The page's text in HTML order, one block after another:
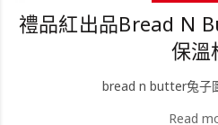
禮品紅出品Bread N
保溫
bread n butter兔子
Read